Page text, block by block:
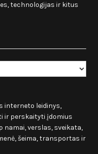
technologijas ir kitus
interneto leidinys,
ir perskaityti įdomius
verslas, sveikata,
šeima, transportas ir